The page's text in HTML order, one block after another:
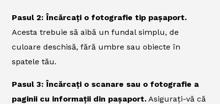
Pasul 2: Încărcați o fotografie tip pașaport.
Acesta trebuie să aibă un fundal simplu, de
culoare deschisă, fără umbre sau obiecte în
spatele tău.
Pasul 3: Încărcați o scanare sau o fotografie a
paginii cu informații din pașaport. Asigurați-vă că